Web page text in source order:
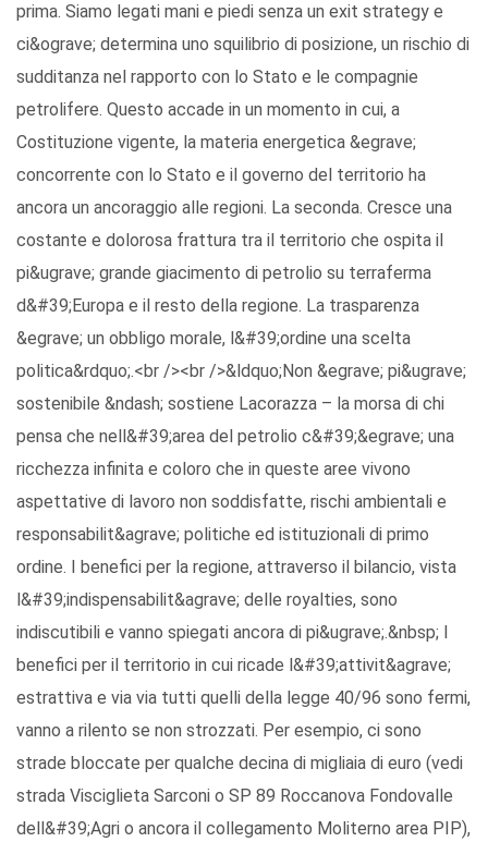
prima. Siamo legati mani e piedi senza un exit strategy e
ci&ograve; determina uno squilibrio di posizione, un rischio di
sudditanza nel rapporto con lo Stato e le compagnie
petrolifere. Questo accade in un momento in cui, a
Costituzione vigente, la materia energetica &egrave;
concorrente con lo Stato e il governo del territorio ha
ancora un ancoraggio alle regioni. La seconda. Cresce una
costante e dolorosa frattura tra il territorio che ospita il
pi&ugrave; grande giacimento di petrolio su terraferma
d&#39;Europa e il resto della regione. La trasparenza
&egrave; un obbligo morale, l&#39;ordine una scelta
politica&rdquo;.<br /><br />&ldquo;Non &egrave; pi&ugrave;
sostenibile &ndash; sostiene Lacorazza – la morsa di chi
pensa che nell&#39;area del petrolio c&#39;&egrave; una
ricchezza infinita e coloro che in queste aree vivono
aspettative di lavoro non soddisfatte, rischi ambientali e
responsabilit&agrave; politiche ed istituzionali di primo
ordine. I benefici per la regione, attraverso il bilancio, vista
l&#39;indispensabilit&agrave; delle royalties, sono
indiscutibili e vanno spiegati ancora di pi&ugrave;.&nbsp; I
benefici per il territorio in cui ricade l&#39;attivit&agrave;
estrattiva e via via tutti quelli della legge 40/96 sono fermi,
vanno a rilento se non strozzati. Per esempio, ci sono
strade bloccate per qualche decina di migliaia di euro (vedi
strada Visciglieta Sarconi o SP 89 Roccanova Fondovalle
dell&#39;Agri o ancora il collegamento Moliterno area PIP),